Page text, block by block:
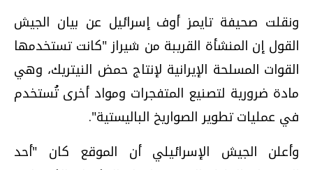
ونقلت صحيفة تايمز أوف إسرائيل عن بيان الجيش
القول إن المنشأة القريبة من شيراز "كانت تستخدمها
القوات المسلحة الإيرانية لإنتاج حمض النيتريك، وهي
مادة ضرورية لتصنيع المتفجرات ومواد أخرى تُستخدم
في عمليات تطوير الصواريخ الباليستية".
وأعلن الجيش الإسرائيلي أن الموقع كان "أحد